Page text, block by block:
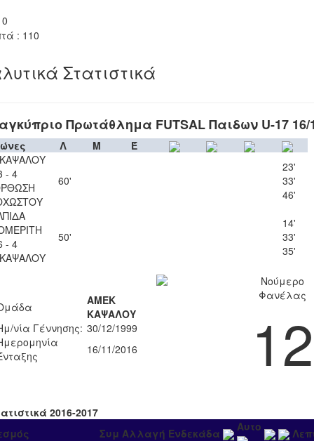
: 110
Στατιστικά
Πρωτάθλημα FUTSAL Παιδων U-17 16/
Λ Μ
Έ
- 4
60'
23'
33'
46'
- 4
50'
14'
33'
35'
ΑΜΕΚ
ΚΑΨΑΛΟΥ
νία Γέννησης: 30/12/1999
16/11/2016
Νούμερο
Φανέλας
12
2016-2017
Συμ Αλλαγή Ενδεκάδα Αυτο